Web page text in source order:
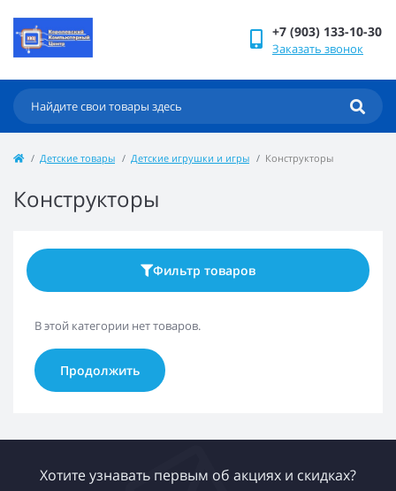
+7 (903) 133-10-30
Заказать звонок
Детские товары Детские игрушки и игры Конструкторы
Конструкторы
Фильтр товаров
В этой категории нет товаров.
Продолжить
Хотите узнавать первым об акциях и скидках?